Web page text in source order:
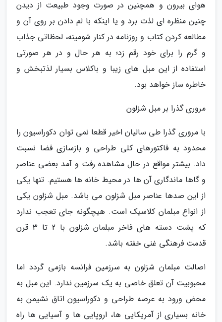
هوای بیرون و همچنین در صورت وجود طبیعت از دیدن
چنین منظره ای لذت برد و یا اینکه با لم دادن بر روی آن و
مطالعه کردن کتاب و روزنامه در کنار شومینه، لحظاتی جذاب
و گرم را برای خود رقم زد؛ به هر حال و در هر صورتی
استفاده از این مبل های زیبا و باکلاس بسیار لذتبخش و
خاطره ساز خواهد بود.
مروری گذرا بر مبل شزلون
با مروری گذرا طی سالیان اخیر قطعا نمی توان دکوراسیون را
محدود به فاکتورهای کلی طراحی و بازسازی فضا نسبت
داد. بیشتر مواقع در حال مشاهده رفت و آمد بعضی عناصر
و گاها ماندگاری آن ها در محیط خانه ها هستیم. تنها یکی
از این صدها عناصر مبل شزلون می باشد. مبل شزلون یکی
از انواع مبلمان کلاسیک است. هیچگونه جای تعجب ندارد
که پشت دسته های فاخر مبلمان شزلون با 2 تا 3 قرن
قدمت فرهنگی غنی خفته باشد.
اصالت مبلمان شزلون به سرزمین فرانسه بازمی گردد اما
محبوبیت آن تعلق خاصی به یک سرزمین ندارد. این مبل به
محض ورود به عرصه طراحی و دکوراسیون اتاق نشیمن به
خانه بسیاری از آمریکایی ها، اروپایی ها و آسیایی ها راه